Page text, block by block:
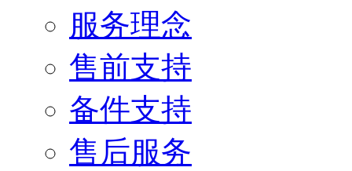
服务理念
售前支持
备件支持
售后服务